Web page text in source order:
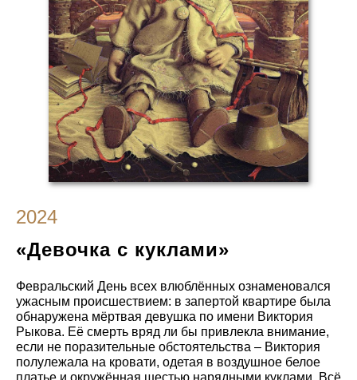
2024
«Девочка с куклами»
Февральский День всех влюблённых ознаменовался
ужасным происшествием: в запертой квартире была
обнаружена мёртвая девушка по имени Виктория
Рыкова. Её смерть вряд ли бы привлекла внимание,
если не поразительные обстоятельства – Виктория
полулежала на кровати, одетая в воздушное белое
платье и окружённая шестью нарядными куклами. Всё